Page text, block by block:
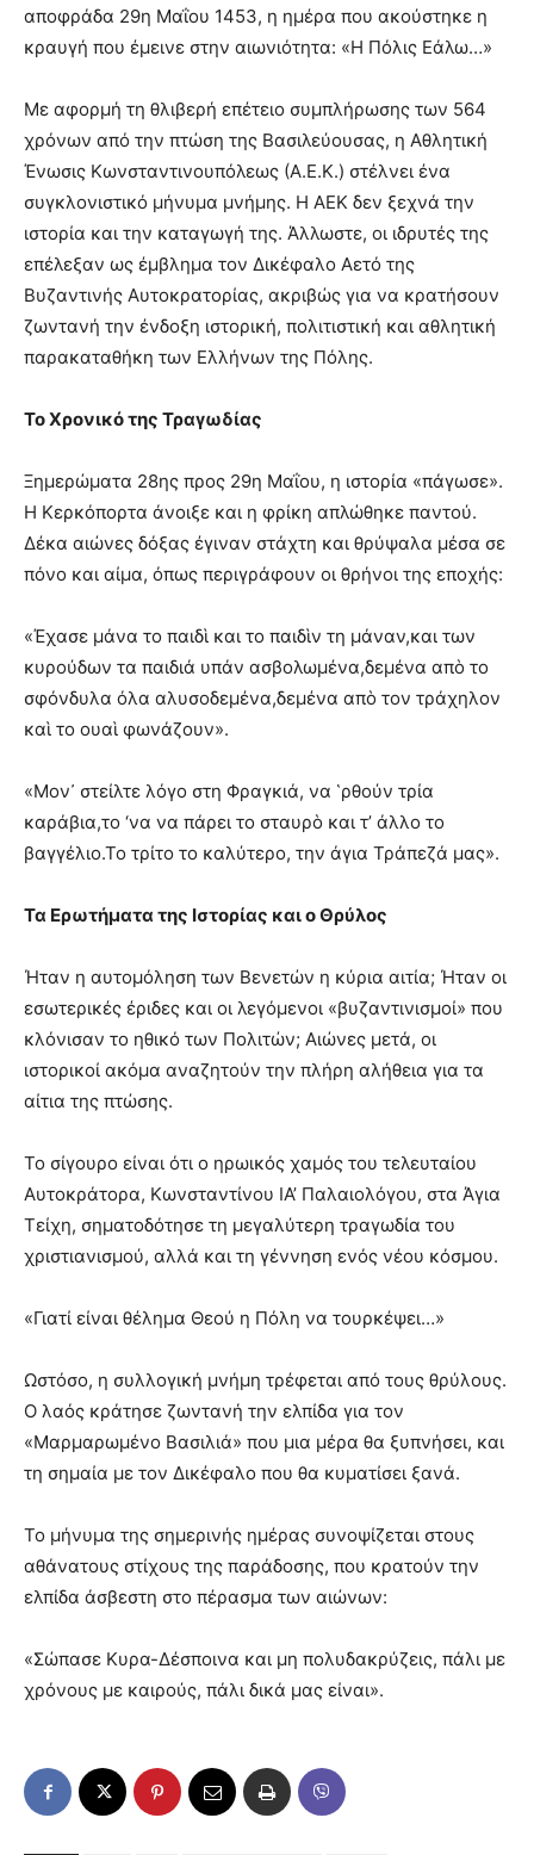
αποφράδα 29η Μαΐου 1453, η ημέρα που ακούστηκε η
κραυγή που έμεινε στην αιωνιότητα: «Η Πόλις Εάλω…»
​Με αφορμή τη θλιβερή επέτειο συμπλήρωσης των 564
χρόνων από την πτώση της Βασιλεύουσας, η Αθλητική
Ένωσις Κωνσταντινουπόλεως (Α.Ε.Κ.) στέλνει ένα
συγκλονιστικό μήνυμα μνήμης. Η ΑΕΚ δεν ξεχνά την
ιστορία και την καταγωγή της. Άλλωστε, οι ιδρυτές της
επέλεξαν ως έμβλημα τον Δικέφαλο Αετό της
Βυζαντινής Αυτοκρατορίας, ακριβώς για να κρατήσουν
ζωντανή την ένδοξη ιστορική, πολιτιστική και αθλητική
παρακαταθήκη των Ελλήνων της Πόλης.
Το Χρονικό της Τραγωδίας
​Ξημερώματα 28ης προς 29η Μαΐου, η ιστορία «πάγωσε».
Η Κερκόπορτα άνοιξε και η φρίκη απλώθηκε παντού.
Δέκα αιώνες δόξας έγιναν στάχτη και θρύψαλα μέσα σε
πόνο και αίμα, όπως περιγράφουν οι θρήνοι της εποχής:
​«Έχασε μάνα το παιδὶ και το παιδὶν τη μάναν,και των
κυρούδων τα παιδιά υπάν ασβολωμένα,δεμένα απὸ το
σφόνδυλα όλα αλυσοδεμένα,δεμένα απὸ τον τράχηλον
καὶ το ουαὶ φωνάζουν».
​«Μον᾿ στείλτε λόγο στη Φραγκιά, να ῾ρθούν τρία
καράβια,το ‘να να πάρει το σταυρὸ και τ’ άλλο το
βαγγέλιο.Το τρίτο το καλύτερο, την άγια Τράπεζά μας».
Τα Ερωτήματα της Ιστορίας και ο Θρύλος
​Ήταν η αυτομόληση των Βενετών η κύρια αιτία; Ήταν οι
εσωτερικές έριδες και οι λεγόμενοι «βυζαντινισμοί» που
κλόνισαν το ηθικό των Πολιτών; Αιώνες μετά, οι
ιστορικοί ακόμα αναζητούν την πλήρη αλήθεια για τα
αίτια της πτώσης.
​Το σίγουρο είναι ότι ο ηρωικός χαμός του τελευταίου
Αυτοκράτορα, Κωνσταντίνου ΙΑ’ Παλαιολόγου, στα Άγια
Τείχη, σηματοδότησε τη μεγαλύτερη τραγωδία του
χριστιανισμού, αλλά και τη γέννηση ενός νέου κόσμου.
​«Γιατί είναι θέλημα Θεού η Πόλη να τουρκέψει…»
​Ωστόσο, η συλλογική μνήμη τρέφεται από τους θρύλους.
Ο λαός κράτησε ζωντανή την ελπίδα για τον
«Μαρμαρωμένο Βασιλιά» που μια μέρα θα ξυπνήσει, και
τη σημαία με τον Δικέφαλο που θα κυματίσει ξανά.
​Το μήνυμα της σημερινής ημέρας συνοψίζεται στους
αθάνατους στίχους της παράδοσης, που κρατούν την
ελπίδα άσβεστη στο πέρασμα των αιώνων:
​«Σώπασε Κυρα-Δέσποινα και μη πολυδακρύζεις, πάλι με
χρόνους με καιρούς, πάλι δικά μας είναι».